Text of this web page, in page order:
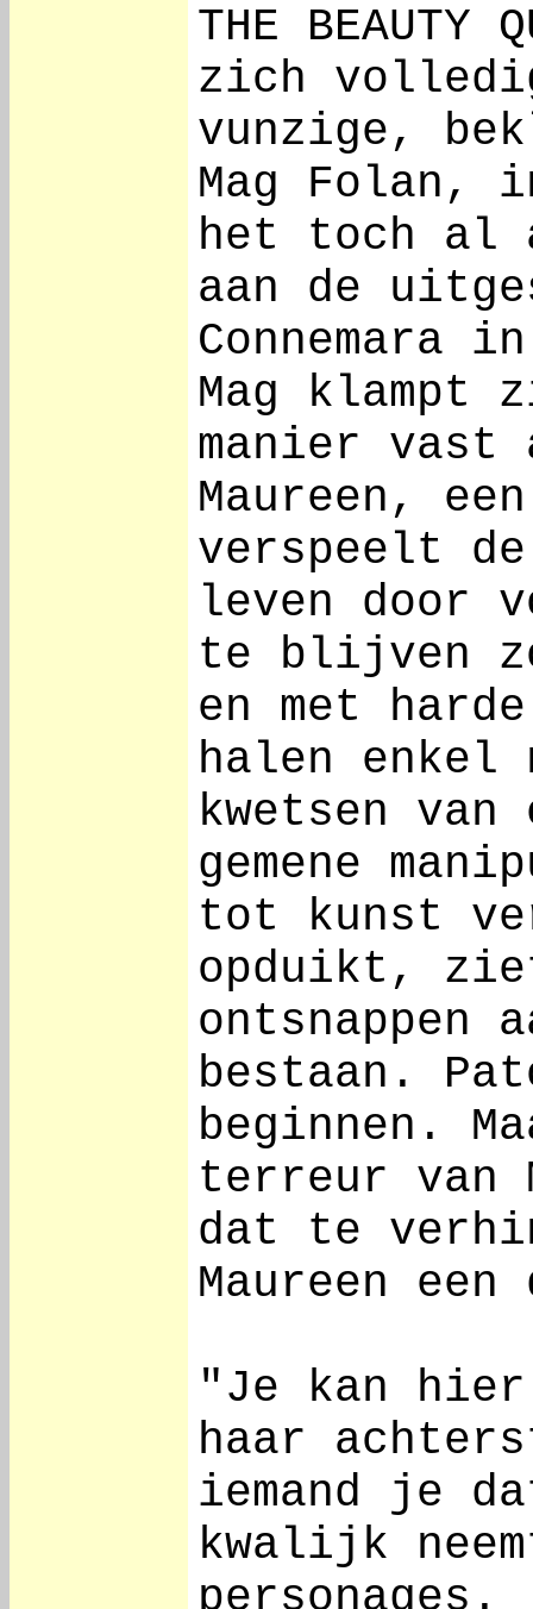
THE BEAUTY
zich
vunzige,
Mag Folan,
het toch al
aan de
Connemara
Mag klampt
manier vast
Maureen,
verspeelt
leven door
te blijven
en met
halen enkel
kwetsen
gemene
tot kunst
opduikt,
ontsnappen
bestaan.
beginnen.
terreur van
dat te
Maureen
"Je kan hier
haar
iemand je
kwalijk
personages.